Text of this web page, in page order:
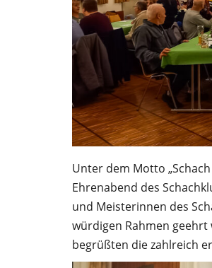
Unter dem Motto
Ehrenabend des
und Meisterinnen des
würdigen Rahmen geehrt
begrüßten die zahlreich